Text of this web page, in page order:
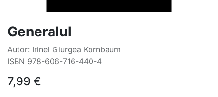
Generalul
Autor: Irinel Giurgea Kornbaum
ISBN 978-606-716-440-4
7,99 €